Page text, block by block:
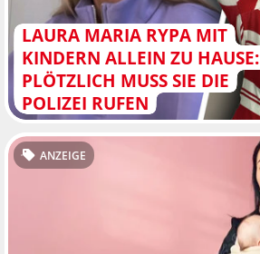
LAURA MARIA RYPA MIT
KINDERN ALLEIN ZU HAUSE:
PLÖTZLICH MUSS SIE DIE
POLIZEI RUFEN
ANZEIGE